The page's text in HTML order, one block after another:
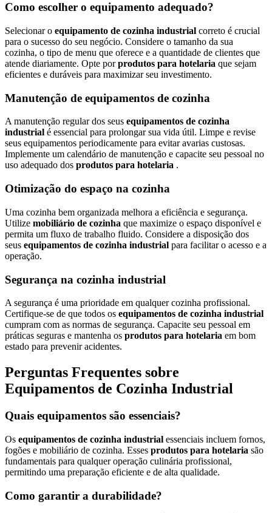
Como escolher o equipamento adequado?
Selecionar o equipamento de cozinha industrial correto é crucial
para o sucesso do seu negócio. Considere o tamanho da sua
cozinha, o tipo de menu que oferece e a quantidade de clientes que
atende diariamente. Opte porprodutos para hotelaria que sejam
eficientes e duráveis para maximizar seu investimento.
Manutenção de equipamentos de cozinha
A manutenção regular dos seus equipamentos de cozinha
industrial é essencial para prolongar sua vida útil. Limpe e revise
seus equipamentos periodicamente para evitar avarias custosas.
Implemente um calendário de manutenção e capacite seu pessoal no
uso adequado dos produtos para hotelaria .
Otimização do espaço na cozinha
Uma cozinha bem organizada melhora a eficiência e segurança.
Utilize mobiliário de cozinha que maximize o espaço disponível e
permita um fluxo de trabalho fluido. Considere a disposição dos
seus equipamentos de cozinha industrial para facilitar o acesso e a
operação.
Segurança na cozinha industrial
A segurança é uma prioridade em qualquer cozinha profissional.
Certifique-se de que todos os equipamentos de cozinha industrial
cumpram com as normas de segurança. Capacite seu pessoal em
práticas seguras e mantenha os produtos para hotelaria em bom
estado para prevenir acidentes.
Perguntas Frequentes sobre
Equipamentos de Cozinha Industrial
Quais equipamentos são essenciais?
Os equipamentos de cozinha industrial essenciais incluem fornos,
fogões e mobiliário de cozinha. Esses produtos para hotelaria são
fundamentais para qualquer operação culinária profissional,
permitindo uma preparação eficiente e de alta qualidade.
Como garantir a durabilidade?